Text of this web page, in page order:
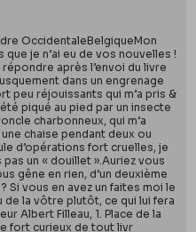
OccidentaleBelgiqueMon
je n’ai eu de vos nouvelles !
après l’envoi du livre
dans un engrenage
peu réjouissants qui m’a pris &
été piqué au pied par un insecte
charbonneux, qui m’a
chaise pendant deux ou
d’opérations fort cruelles, je
un « douillet ».Auriez vous
gêne en rien, d’un deuxième
Si vous en avez un faites moi le
de la vôtre plutôt, ce qui lui fera
Albert Filleau, 1. Place de la
fort curieux de tout livr